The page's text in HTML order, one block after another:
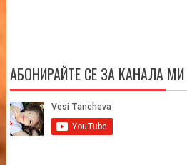
АБОНИРАЙТЕ СЕ ЗА КАНАЛА МИ